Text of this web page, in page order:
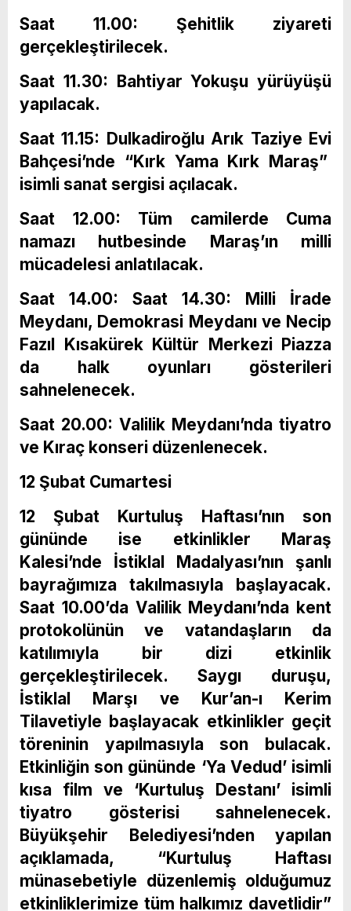
Saat 11.00: Şehitlik ziyareti
gerçekleştirilecek.
Saat 11.30: Bahtiyar Yokuşu yürüyüşü
yapılacak.
Saat 11.15: Dulkadiroğlu Arık Taziye Evi
Bahçesi’nde “Kırk Yama Kırk Maraş”
isimli sanat sergisi açılacak.
Saat 12.00: Tüm camilerde Cuma
namazı hutbesinde Maraş’ın milli
mücadelesi anlatılacak.
Saat 14.00: Saat 14.30: Milli İrade
Meydanı, Demokrasi Meydanı ve Necip
Fazıl Kısakürek Kültür Merkezi Piazza
da halk oyunları gösterileri
sahnelenecek.
Saat 20.00: Valilik Meydanı’nda tiyatro
ve Kıraç konseri düzenlenecek.
12 Şubat Cumartesi
12 Şubat Kurtuluş Haftası’nın son
gününde ise etkinlikler Maraş
Kalesi’nde İstiklal Madalyası’nın şanlı
bayrağımıza takılmasıyla başlayacak.
Saat 10.00’da Valilik Meydanı’nda kent
protokolünün ve vatandaşların da
katılımıyla bir dizi etkinlik
gerçekleştirilecek. Saygı duruşu,
İstiklal Marşı ve Kur’an-ı Kerim
Tilavetiyle başlayacak etkinlikler geçit
töreninin yapılmasıyla son bulacak.
Etkinliğin son gününde ‘Ya Vedud’ isimli
kısa film ve ‘Kurtuluş Destanı’ isimli
tiyatro gösterisi sahnelenecek.
Büyükşehir Belediyesi’nden yapılan
açıklamada, “Kurtuluş Haftası
münasebetiyle düzenlemiş olduğumuz
etkinliklerimize tüm halkımız davetlidir”